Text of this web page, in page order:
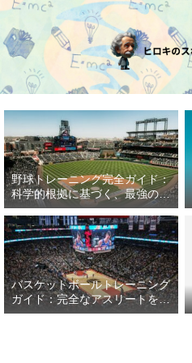
野球トレーニング完全ガイド：
科学的根拠に基づく、最強の野
球アスリート育成プラン
バスケットボールトレーニング
ガイド：完全なアスリートを目
指して